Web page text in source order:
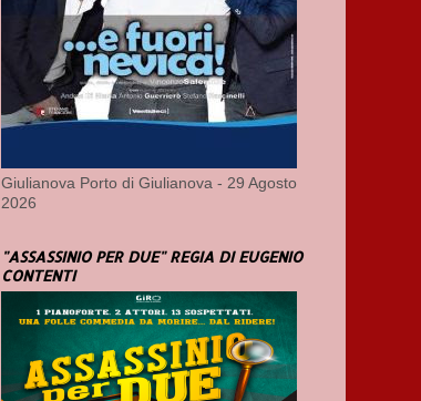
Giulianova Porto di Giulianova - 29 Agosto
2026
"ASSASSINIO PER DUE" REGIA DI EUGENIO
CONTENTI